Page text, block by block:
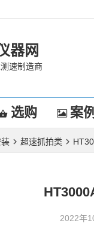
器网
速制造商
选购 案例
超速抓拍类
2022年